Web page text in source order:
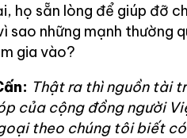
họ sẵn lòng để giúp đỡ
sao những mạnh thường
gia vào?
Thật ra thì nguồn tài
của cộng đồng người
theo chúng tôi biết